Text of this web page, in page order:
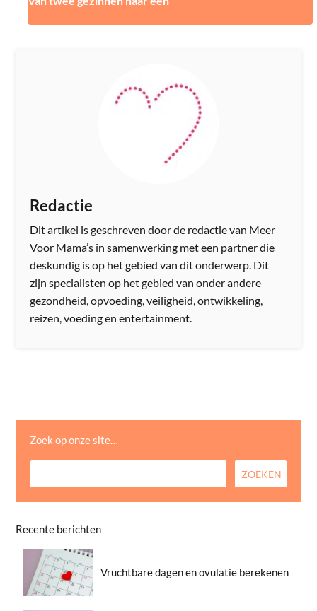
Redactie
Dit artikel is geschreven door de redactie van Meer
Voor Mama’s in samenwerking met een partner die
deskundig is op het gebied van dit onderwerp. Dit
zijn specialisten op het gebied van onder andere
gezondheid, opvoeding, veiligheid, ontwikkeling,
reizen, voeding en entertainment.
Zoek op onze site…
Recente berichten
Vruchtbare dagen en ovulatie berekenen